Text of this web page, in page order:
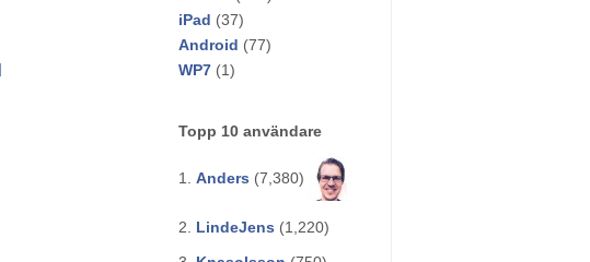
iPad (37)
Android (77)
WP7 (1)
Topp 10 användare
1. Anders (7,380)
2. LindeJens (1,220)